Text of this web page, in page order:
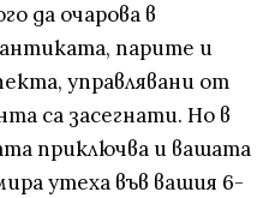
да очарова в
парите и
управлявани от
са засегнати. Но в
приключва и вашата
утеха във вашия 6-